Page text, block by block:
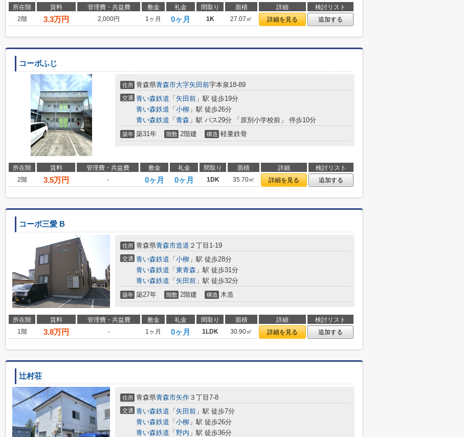
所在階 賃料 管理費・共益費 敷金 礼金 間取り 面積 詳細
検討リスト
2階
3.3万円 2,000円 1ヶ月 0ヶ月 1K 27.07㎡ 詳細を見る 追加する
コーポふじ
住所 青森県青森市大字矢田前字本泉18-89
交通 青い森鉄道 「 矢田前 」駅 徒歩19分
青い森鉄道 「 小柳 」駅 徒歩26分
青い森鉄道 「 青森 」駅 バス29分 「原別小学校前」 停歩10分
築年 築31年 階数 2階建 構造 軽量鉄骨
所在階 賃料 管理費・共益費 敷金 礼金 間取り 面積 詳細
検討リスト
2階
3.5万円 - 0ヶ月 0ヶ月 1DK 35.70㎡ 詳細を見る 追加する
コーポ三愛 B
住所 青森県青森市造道 ２丁目1-19
交通 青い森鉄道 「 小柳 」駅 徒歩28分
青い森鉄道 「 東青森 」駅 徒歩31分
青い森鉄道 「 矢田前 」駅 徒歩32分
築年 築27年 階数 2階建 構造 木造
所在階 賃料 管理費・共益費 敷金 礼金 間取り 面積 詳細
検討リスト
1階
3.8万円 - 1ヶ月 0ヶ月 1LDK 30.90㎡ 詳細を見る 追加する
辻村荘
住所 青森県青森市矢作 ３丁目7-8
交通 青い森鉄道 「 矢田前 」駅 徒歩7分
青い森鉄道 「 小柳 」駅 徒歩26分
青い森鉄道 「 野内 」駅 徒歩36分